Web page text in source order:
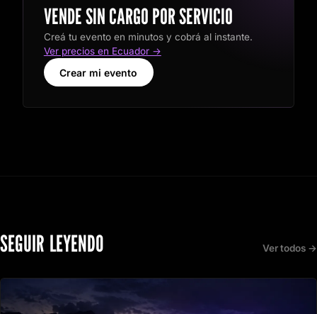
VENDE SIN CARGO POR SERVICIO
Creá tu evento en minutos y cobrá al instante.
Ver precios en Ecuador →
Crear mi evento
SEGUIR LEYENDO Ver todos →